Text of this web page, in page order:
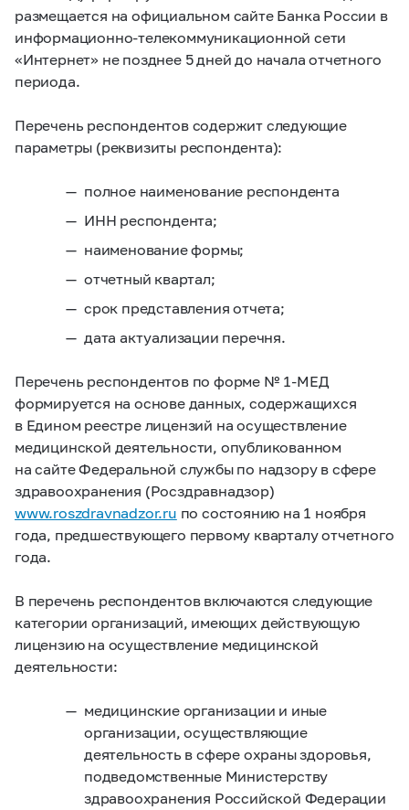
размещается на официальном сайте Банка России в
информационно-телекоммуникационной сети
«Интернет» не позднее 5 дней до начала отчетного
периода.
Перечень респондентов содержит следующие
параметры (реквизиты респондента):
полное наименование респондента
ИНН респондента;
наименование формы;
отчетный квартал;
срок представления отчета;
дата актуализации перечня.
Перечень респондентов по форме № 1-МЕД
формируется на основе данных, содержащихся
в Едином реестре лицензий на осуществление
медицинской деятельности, опубликованном
на сайте Федеральной службы по надзору в сфере
здравоохранения (Росздравнадзор)
www.roszdravnadzor.ru по состоянию на 1 ноября
года, предшествующего первому кварталу отчетного
года.
В перечень респондентов включаются следующие
категории организаций, имеющих действующую
лицензию на осуществление медицинской
деятельности:
медицинские организации и иные
организации, осуществляющие
деятельность в сфере охраны здоровья,
подведомственные Министерству
здравоохранения Российской Федерации